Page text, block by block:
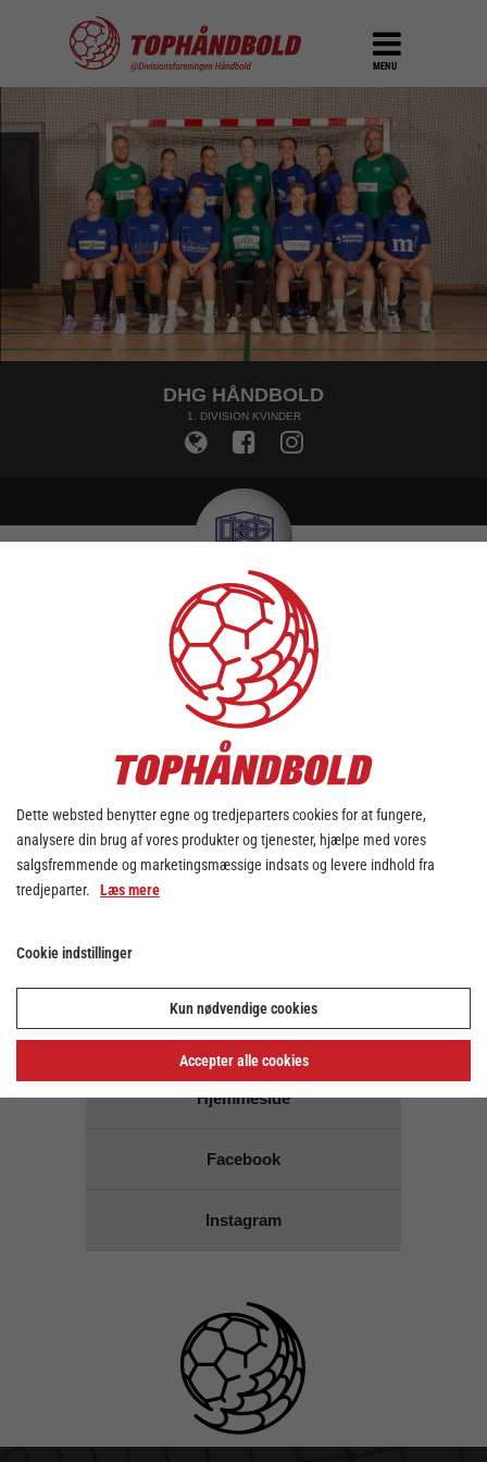
MENU
DHG HÅNDBOLD
1. DIVISION KVINDER
TILFØJ KAMPE TIL DIN KALENDER
DOWNLOAD KALENDER
mandag - 10. august
Der er ingen kampe på den
valgte dato
dato
DHG Håndbold
Hjemmeside
Facebook
Instagram
Dette websted benytter egne og tredjeparters cookies for at fungere,
analysere din brug af vores produkter og tjenester, hjælpe med vores
salgsfremmende og marketingsmæssige indsats og levere indhold fra
tredjeparter. Læs mere
Cookie indstillinger
Kun nødvendige cookies
Accepter alle cookies